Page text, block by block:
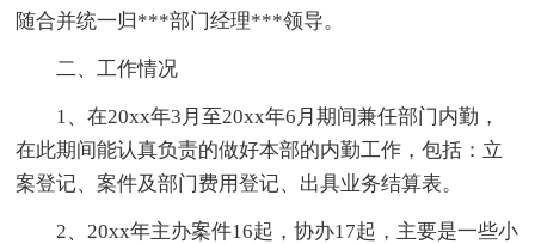
随合并统一归***部门经理***领导。
二、工作情况
1、在20xx年3月至20xx年6月期间兼任部门内勤，
在此期间能认真负责的做好本部的内勤工作，包括：立
案登记、案件及部门费用登记、出具业务结算表。
2、20xx年主办案件16起，协办17起，主要是一些小